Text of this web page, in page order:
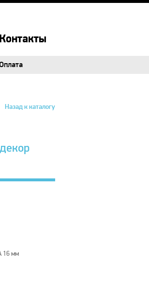
Контакты
Контакты
Назад к каталогу
16 мм